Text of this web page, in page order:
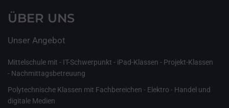
ÜBER UNS
Unser Angebot
Mittelschule mit - IT-Schwerpunkt - iPad-Klassen - Projekt-Klassen
- Nachmittagsbetreuung
Polytechnische Klassen mit Fachbereichen - Elektro - Handel und
digitale Medien